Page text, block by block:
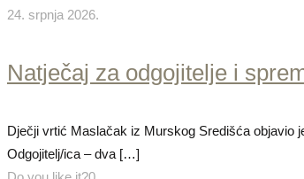
24. srpnja 2026.
Natječaj za odgojitelje i
Dječji vrtić Maslačak iz Murskog Središća objavio
Odgojitelj/ica – dva […]